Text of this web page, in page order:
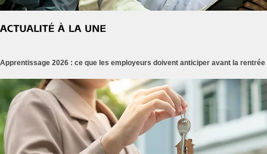
Apprentissage 2026 : ce que les employeurs doivent anticiper avant la rentrée